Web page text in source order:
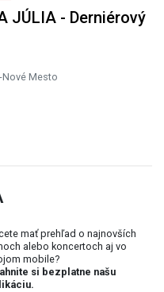
JÚLIA - Derniérový
Nové Mesto
mať prehľad o najnovších
alebo koncertoch aj vo
mobile?
si bezplatne našu